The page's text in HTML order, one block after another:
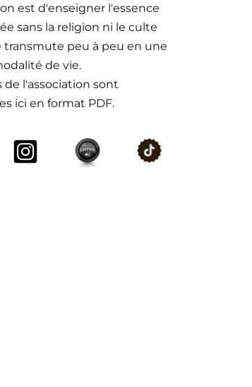
est d'enseigner l'essence
sans la religion ni le culte
transmute peu à peu en une
de vie.
de l'association sont
ici en format PDF.